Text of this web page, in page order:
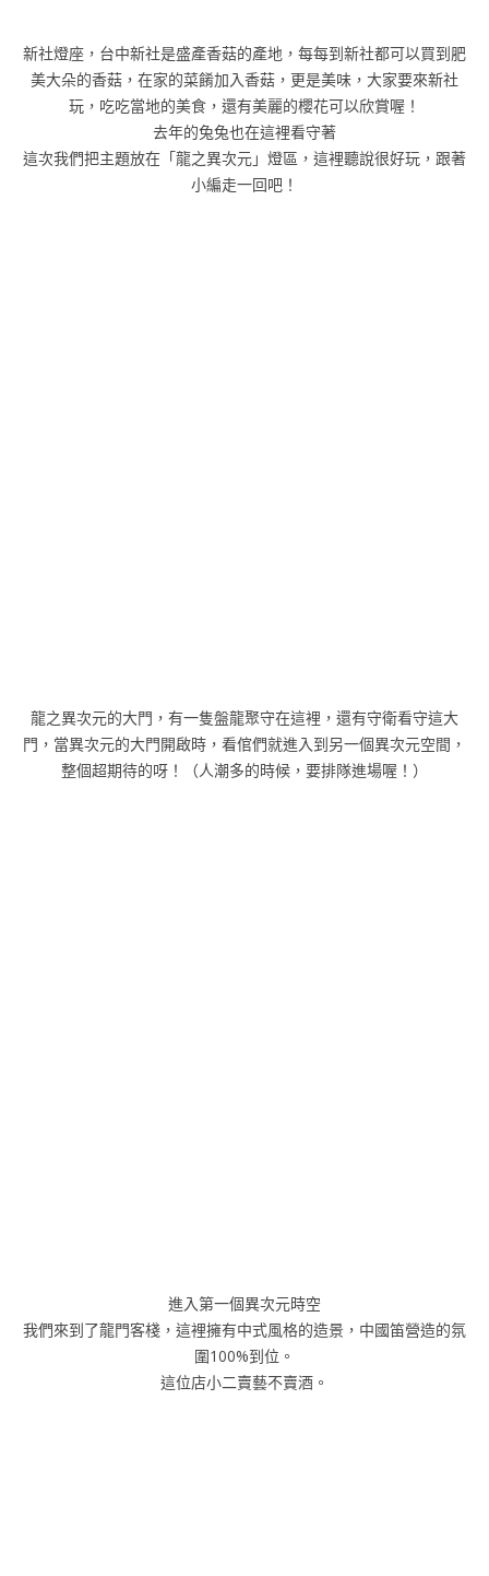
新社燈座，台中新社是盛產香菇的產地，每每到新社都可以買到肥
美大朵的香菇，在家的菜餚加入香菇，更是美味，大家要來新社
玩，吃吃當地的美食，還有美麗的櫻花可以欣賞喔！
去年的兔兔也在這裡看守著
這次我們把主題放在「龍之異次元」燈區，這裡聽說很好玩，跟著
小編走一回吧！
龍之異次元的大門，有一隻盤龍聚守在這裡，還有守衛看守這大
門，當異次元的大門開啟時，看倌們就進入到另一個異次元空間，
整個超期待的呀！（人潮多的時候，要排隊進場喔！）
進入第一個異次元時空
我們來到了龍門客棧，這裡擁有中式風格的造景，中國笛營造的氛
圍100%到位。
這位店小二賣藝不賣酒。